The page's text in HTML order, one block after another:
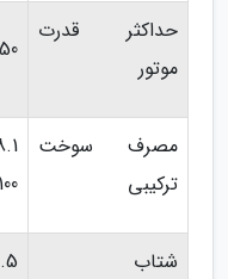
حداکثر قدرت
موتور
150
مصرف سوخت
ترکیبی
100 کیلومتر
شتاب 9.5